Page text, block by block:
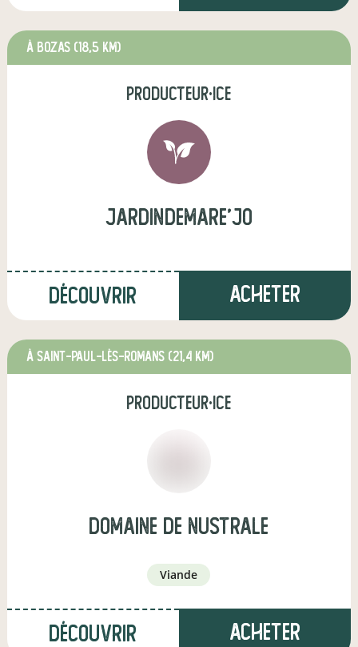
à Bozas (18,5 km)
producteur·ice
JardindeMare'jo
Découvrir Acheter
à Saint-Paul-lès-Romans (21,4 km)
producteur·ice
Domaine de Nustrale
viande
Découvrir Acheter